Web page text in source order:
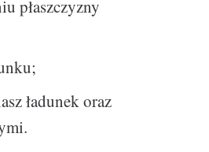
płaszczyzny
ładunek oraz